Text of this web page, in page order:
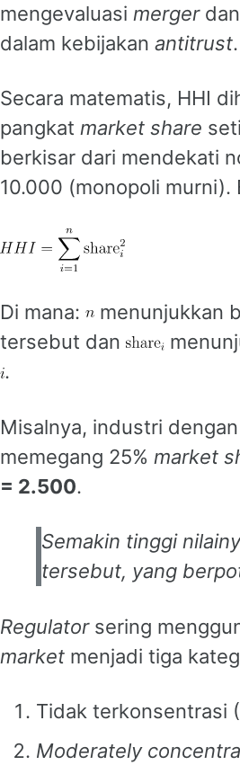
mengevaluasi mergerdan
dalam kebijakan antitrust.
Secara matematis, HHI
pangkat market share
berkisar dari mendekati
10.000 (monopoli murni).
Di mana: menunjukkan
tersebut dan
.
Misalnya, industri
memegang 25% market
= 2.500.
Semakin tinggi
tersebut, yang
Regulatorsering
market menjadi tiga
Tidak terkonsentrasi
Moderately